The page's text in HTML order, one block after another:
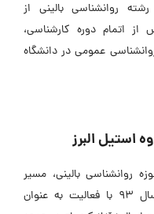
روانشناسی بالینی از
اتمام دوره کارشناسی،
عمومی در دانشگاه
البرز
روانشناسی بالینی، مسیر
حرفه‌ای خود در منابع انسانی را در سال 93 با فعالیت به عنوان